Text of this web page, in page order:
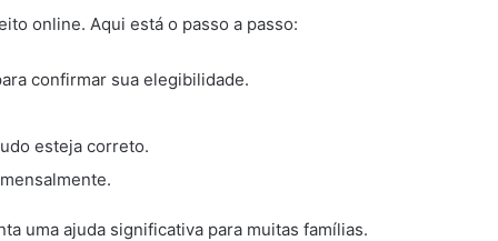
online. Aqui está o passo a passo:
confirmar sua elegibilidade.
esteja correto.
uma ajuda significativa para muitas famílias.